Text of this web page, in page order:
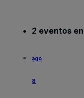
2 eventos
ago
8